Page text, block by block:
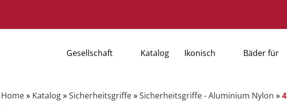
Gesellschaft Katalog Ikonisch Bäder für
Home» Katalog»Sicherheitsgriffe»Sicherheitsgriffe - Aluminium Nylon »